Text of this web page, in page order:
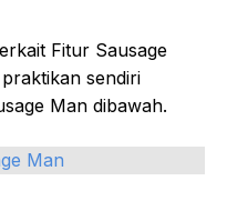
Fitur Sausage
sendiri
Man dibawah.
Man